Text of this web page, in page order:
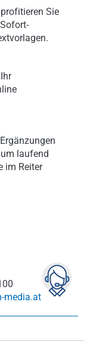
Sie
laufend
im Reiter
media.at